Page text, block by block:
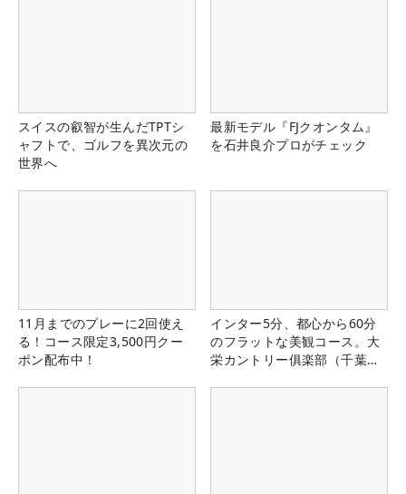
スイスの叡智が生んだTPTシ
ャフトで、ゴルフを異次元の
世界へ
最新モデル『FJクオンタム』
を石井良介プロがチェック
11月までのプレーに2回使え
る！コース限定3,500円クー
ポン配布中！
インター5分、都心から60分
のフラットな美観コース。大
栄カントリー俱楽部（千葉